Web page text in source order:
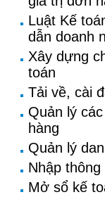
Luật Kế
dẫn doanh
Xây dựng
toán
Tải về, cài
Quản lý
hàng
Quản lý
Nhập
Mở sổ kế